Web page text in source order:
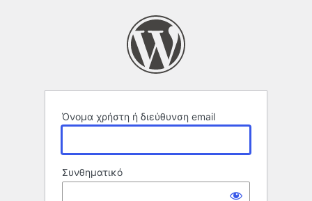
Όνομα χρήστη ή διεύθυνση email
Συνθηματικό